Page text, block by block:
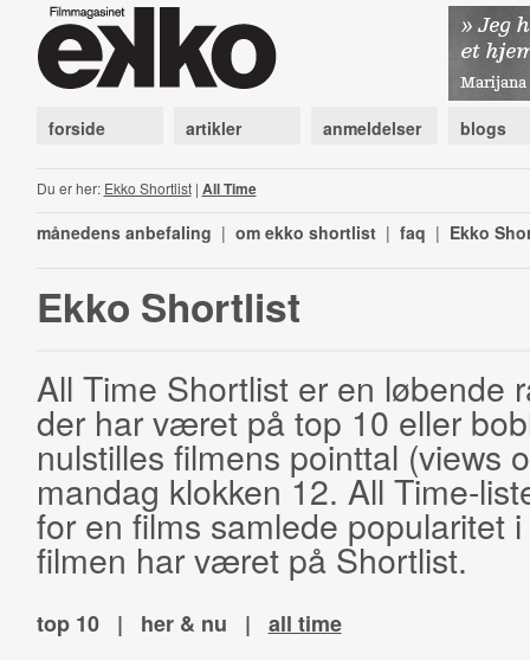
forside artikler anmeldelser blogs
Du er her: Ekko Shortlist| All Time
månedens anbefaling | om ekko shortlist | faq | Ekko
Ekko Shortlist
All Time Shortlist er en løbende
der har været på top 10 eller
nulstilles filmens pointtal (views
mandag klokken 12. All Time-
for en films samlede popularitet
filmen har været på Shortlist.
top 10 | her & nu | all time